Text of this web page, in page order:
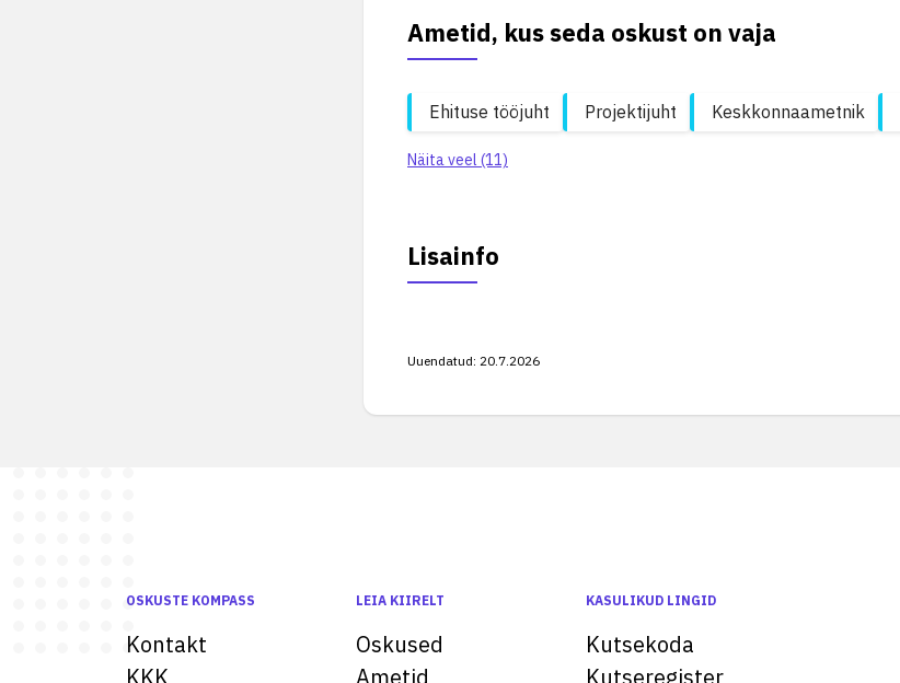
Ametid, kus seda oskust on vaja
Ehituse tööjuht Projektijuht Keskkonnaametnik
Näita veel (11)
Lisainfo
Uuendatud: 20.7.2026
OSKUSTE KOMPASS
Kontakt
KKK
LEIA KIIRELT
Oskused
Ametid
KASULIKUD LINGID
Kutsekoda
Kutseregister